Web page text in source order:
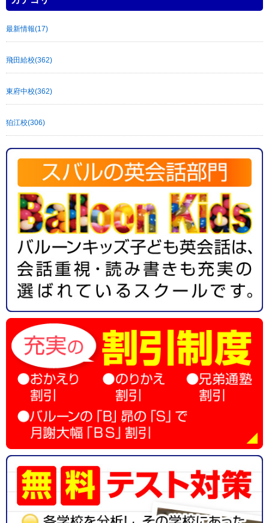
最新情報(17)
飛田給校(362)
東府中校(362)
狛江校(306)